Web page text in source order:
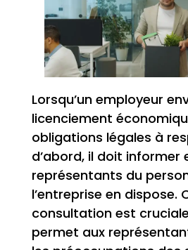
Lorsqu’un employeur
licenciement
obligations légales à
d’abord, il doit informer
représentants du
l’entreprise en dispose.
consultation est
permet aux